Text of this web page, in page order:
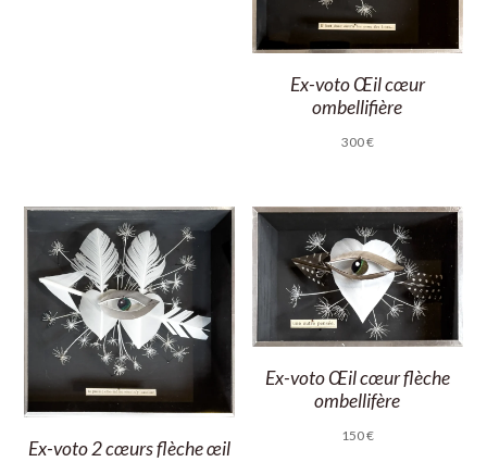
Ex-voto Œil cœur
ombellifière
300€
Ex-voto 2 cœurs flèche œil
Ex-voto Œil cœur flèche
ombellifère
150€